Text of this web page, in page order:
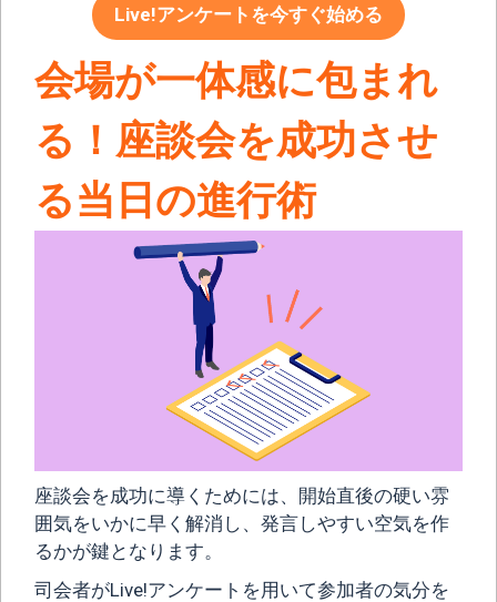
Live!アンケートを今すぐ始める
会場が一体感に包まれ
る！座談会を成功させ
る当日の進行術
座談会を成功に導くためには、開始直後の硬い雰
囲気をいかに早く解消し、発言しやすい空気を作
るかが鍵となります。
司会者がLive!アンケートを用いて参加者の気分を